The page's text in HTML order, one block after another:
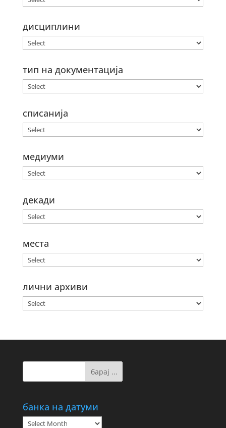
дисциплини
тип на документација
списанија
медиуми
декади
места
лични архиви
банка на датуми
банка